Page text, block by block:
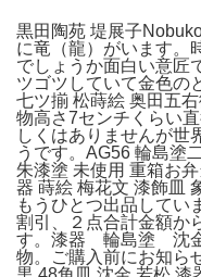
黒田陶苑 堤展子
に竜（龍）がいます
でしょうか面白い意
ツゴツしていて金色の
七ツ揃 松蒔絵 奥田五
物高さ7センチくらい
しくはありませんが世
うです。AG56 輪島塗
朱漆塗 未使用 重箱お
器 蒔絵 梅花文 漆飾皿
もうひとつ出品してい
割引、２点合計金額か
す。漆器 輪島塗
物。ご購入前にお知ら